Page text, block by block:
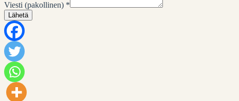
Viesti (pakollinen) *
Lähetä